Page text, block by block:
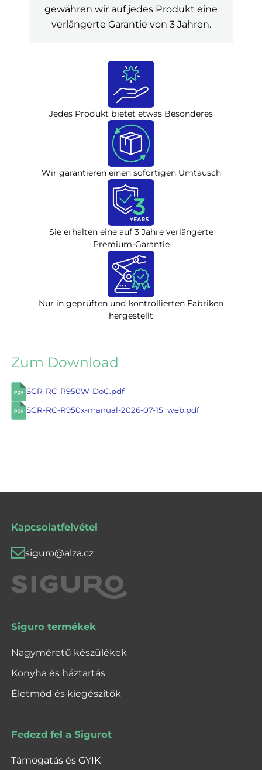
gewähren wir auf jedes Produkt eine
verlängerte Garantie von 3 Jahren.
Jedes Produkt bietet etwas Besonderes
Wir garantieren einen sofortigen Umtausch
Sie erhalten eine auf 3 Jahre verlängerte
Premium-Garantie
Nur in geprüften und kontrollierten Fabriken
hergestellt
Zum Download
SGR-RC-R950W-DoC.pdf
SGR-RC-R950x-manual-2026-07-15_web.pdf
Kapcsolatfelvétel
siguro@alza.cz
Siguro termékek
Nagyméretű készülékek
Konyha és háztartás
Életmód és kiegészítők
Fedezd fel a Sigurot
Támogatás és GYIK